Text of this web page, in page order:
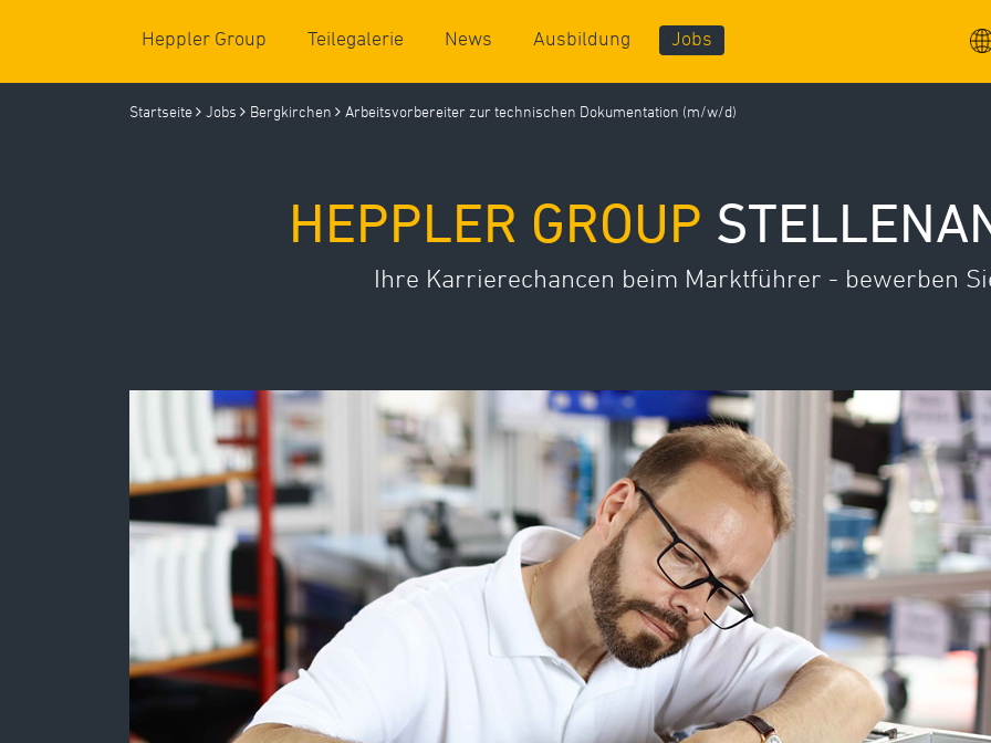
Heppler Group Teilegalerie News Ausbildung Jobs
Startseite Jobs Bergkirchen Arbeitsvorbereiter zur technischen Dokumentation (m/w/d)
HEPPLER GROUP
Ihre Karrierechancen beim Marktführer - bewerben